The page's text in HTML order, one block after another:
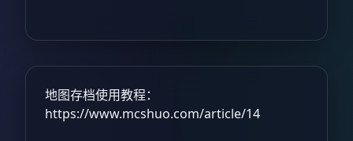
地图存档使用教程：
https://www.mcshuo.com/article/14